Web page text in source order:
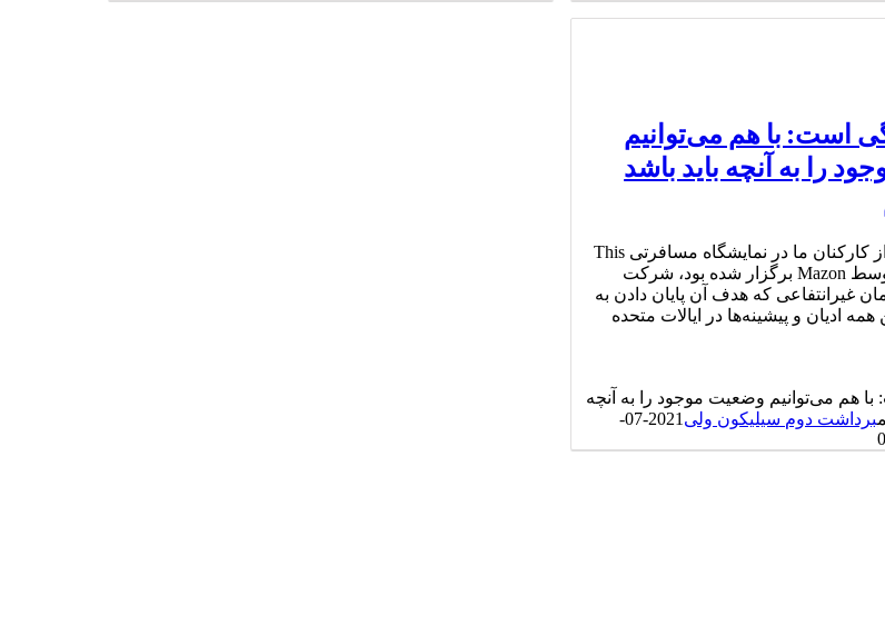
است: با هم می‌توانیم
را به آنچه باید باشد
اخیراً، بسیاری از کارکنان ما در نمایشگاه مسافرتی This
is Hunger که توسط Mazon برگزار شده بود، شرکت
غیرانتفاعی که هدف آن پایان دادن به
ادیان و پیشینه‌ها در ایالات متحده
هم می‌توانیم وضعیت موجود را به آنچه
برداشت دوم سیلیکون ولی
2021-07-